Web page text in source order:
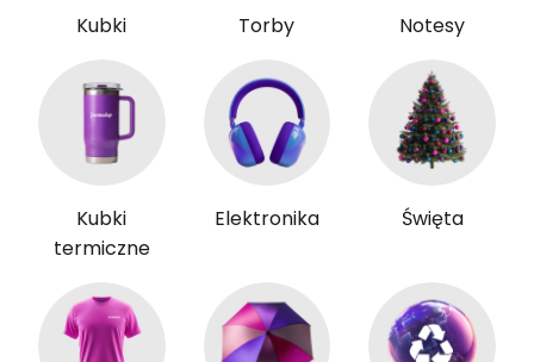
Kubki Torby Notesy
Kubki
termiczne
Elektronika Święta